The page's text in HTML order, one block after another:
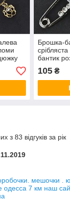
Брошка-
бантик
мм
105₴
з 83 відгуків за рік
мешочки .
одесса 7 км наш